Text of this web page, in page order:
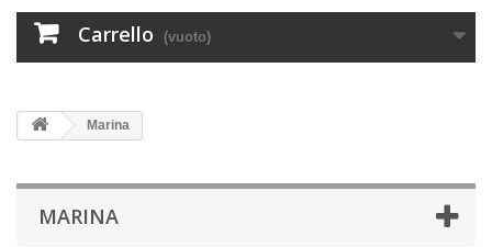
Carrello (vuoto)
Marina
MARINA